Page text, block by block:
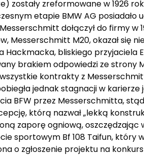
zostały zreformowane w 1926
etapie BMW AG
dołączył do firmy w
Messerschmitt M20, okazał się
Hackmacka, bliskiego
brakiem odpowiedzi ze strony
kontrakty z
jednak stagnacji w karierze
BFW przez Messerschmitta,
którą nazwał „lekką
zaporę ogniową,
sportowym Bf 108 Taifun, który
o zgłoszenie projektu na